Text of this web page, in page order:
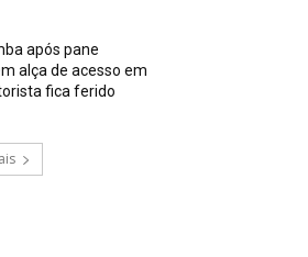
após pane
alça de acesso em
fica ferido